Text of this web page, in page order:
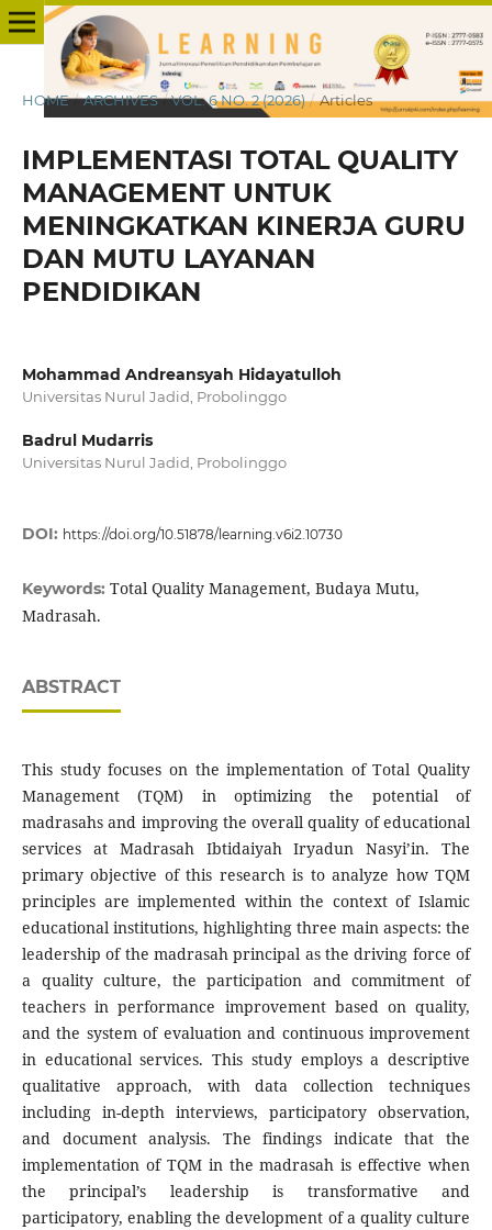
HOME / ARCHIVES / VOL. 6 NO. 2 (2026) / Articles
IMPLEMENTASI TOTAL QUALITY
MANAGEMENT UNTUK
MENINGKATKAN KINERJA GURU
DAN MUTU LAYANAN
PENDIDIKAN
Mohammad Andreansyah Hidayatulloh
Universitas Nurul Jadid, Probolinggo
Badrul Mudarris
Universitas Nurul Jadid, Probolinggo
DOI: https://doi.org/10.51878/learning.v6i2.10730
Keywords: Total Quality Management, Budaya Mutu,
Madrasah.
ABSTRACT
This study focuses on the implementation of Total Quality
Management (TQM) in optimizing the potential of
madrasahs and improving the overall quality of educational
services at Madrasah Ibtidaiyah Iryadun Nasyi’in. The
primary objective of this research is to analyze how TQM
principles are implemented within the context of Islamic
educational institutions, highlighting three main aspects: the
leadership of the madrasah principal as the driving force of
a quality culture, the participation and commitment of
teachers in performance improvement based on quality,
and the system of evaluation and continuous improvement
in educational services. This study employs a descriptive
qualitative approach, with data collection techniques
including in-depth interviews, participatory observation,
and document analysis. The findings indicate that the
implementation of TQM in the madrasah is effective when
the principal’s leadership is transformative and
participatory, enabling the development of a quality culture